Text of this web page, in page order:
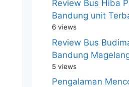
Review Bus Hiba
Bandung unit
6 views
Review Bus
Bandung
5 views
Pengalaman